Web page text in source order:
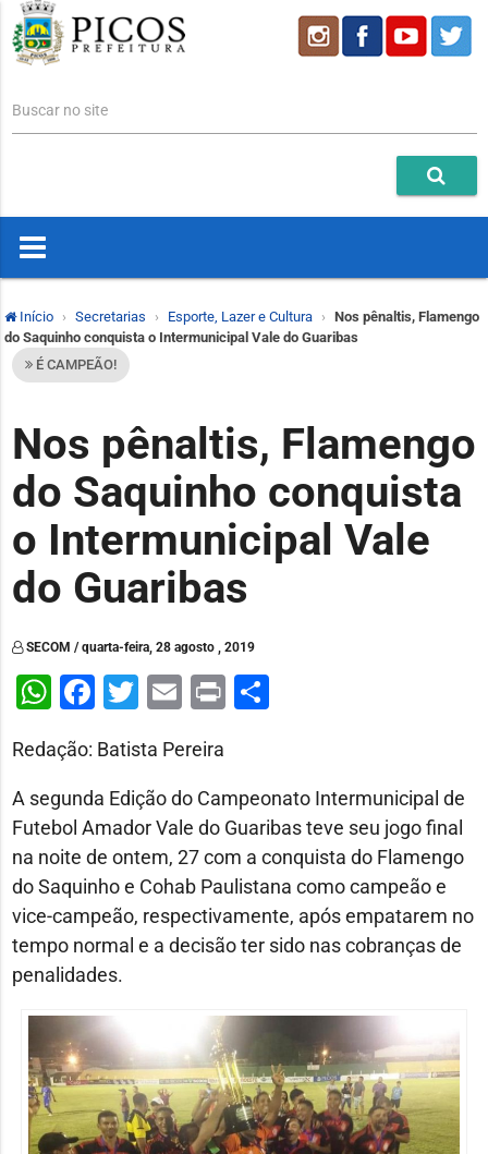
Buscar no site
Início Secretarias Esporte, Lazer e Cultura
Nos pênaltis, Flamengo
do Saquinho conquista o Intermunicipal Vale do Guaribas
É CAMPEÃO!
Nos pênaltis, Flamengo
do Saquinho conquista
o Intermunicipal Vale
do Guaribas
SECOM / quarta-feira, 28 agosto , 2019
WhatsApp
Facebook
Twitter
Email
PrintShare
Redação: Batista Pereira
A segunda Edição do Campeonato Intermunicipal de
Futebol Amador Vale do Guaribas teve seu jogo final
na noite de ontem, 27 com a conquista do Flamengo
do Saquinho e Cohab Paulistana como campeão e
vice-campeão, respectivamente, após empatarem no
tempo normal e a decisão ter sido nas cobranças de
penalidades.